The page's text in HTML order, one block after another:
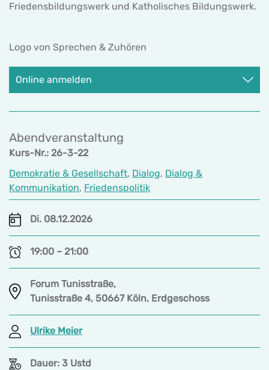
Friedensbildungswerk und Katholisches Bildungswerk.
Logo von Sprechen & Zuhören
Online anmelden
Abendveranstaltung
Kurs-Nr.: 26-3-22
Demokratie & Gesellschaft, Dialog, Dialog &
Kommunikation, Friedenspolitik
Di. 08.12.2026
19:00 – 21:00
Forum Tunisstraße,
Tunisstraße 4, 50667 Köln, Erdgeschoss
Ulrike Meier
Dauer: 3 Ustd